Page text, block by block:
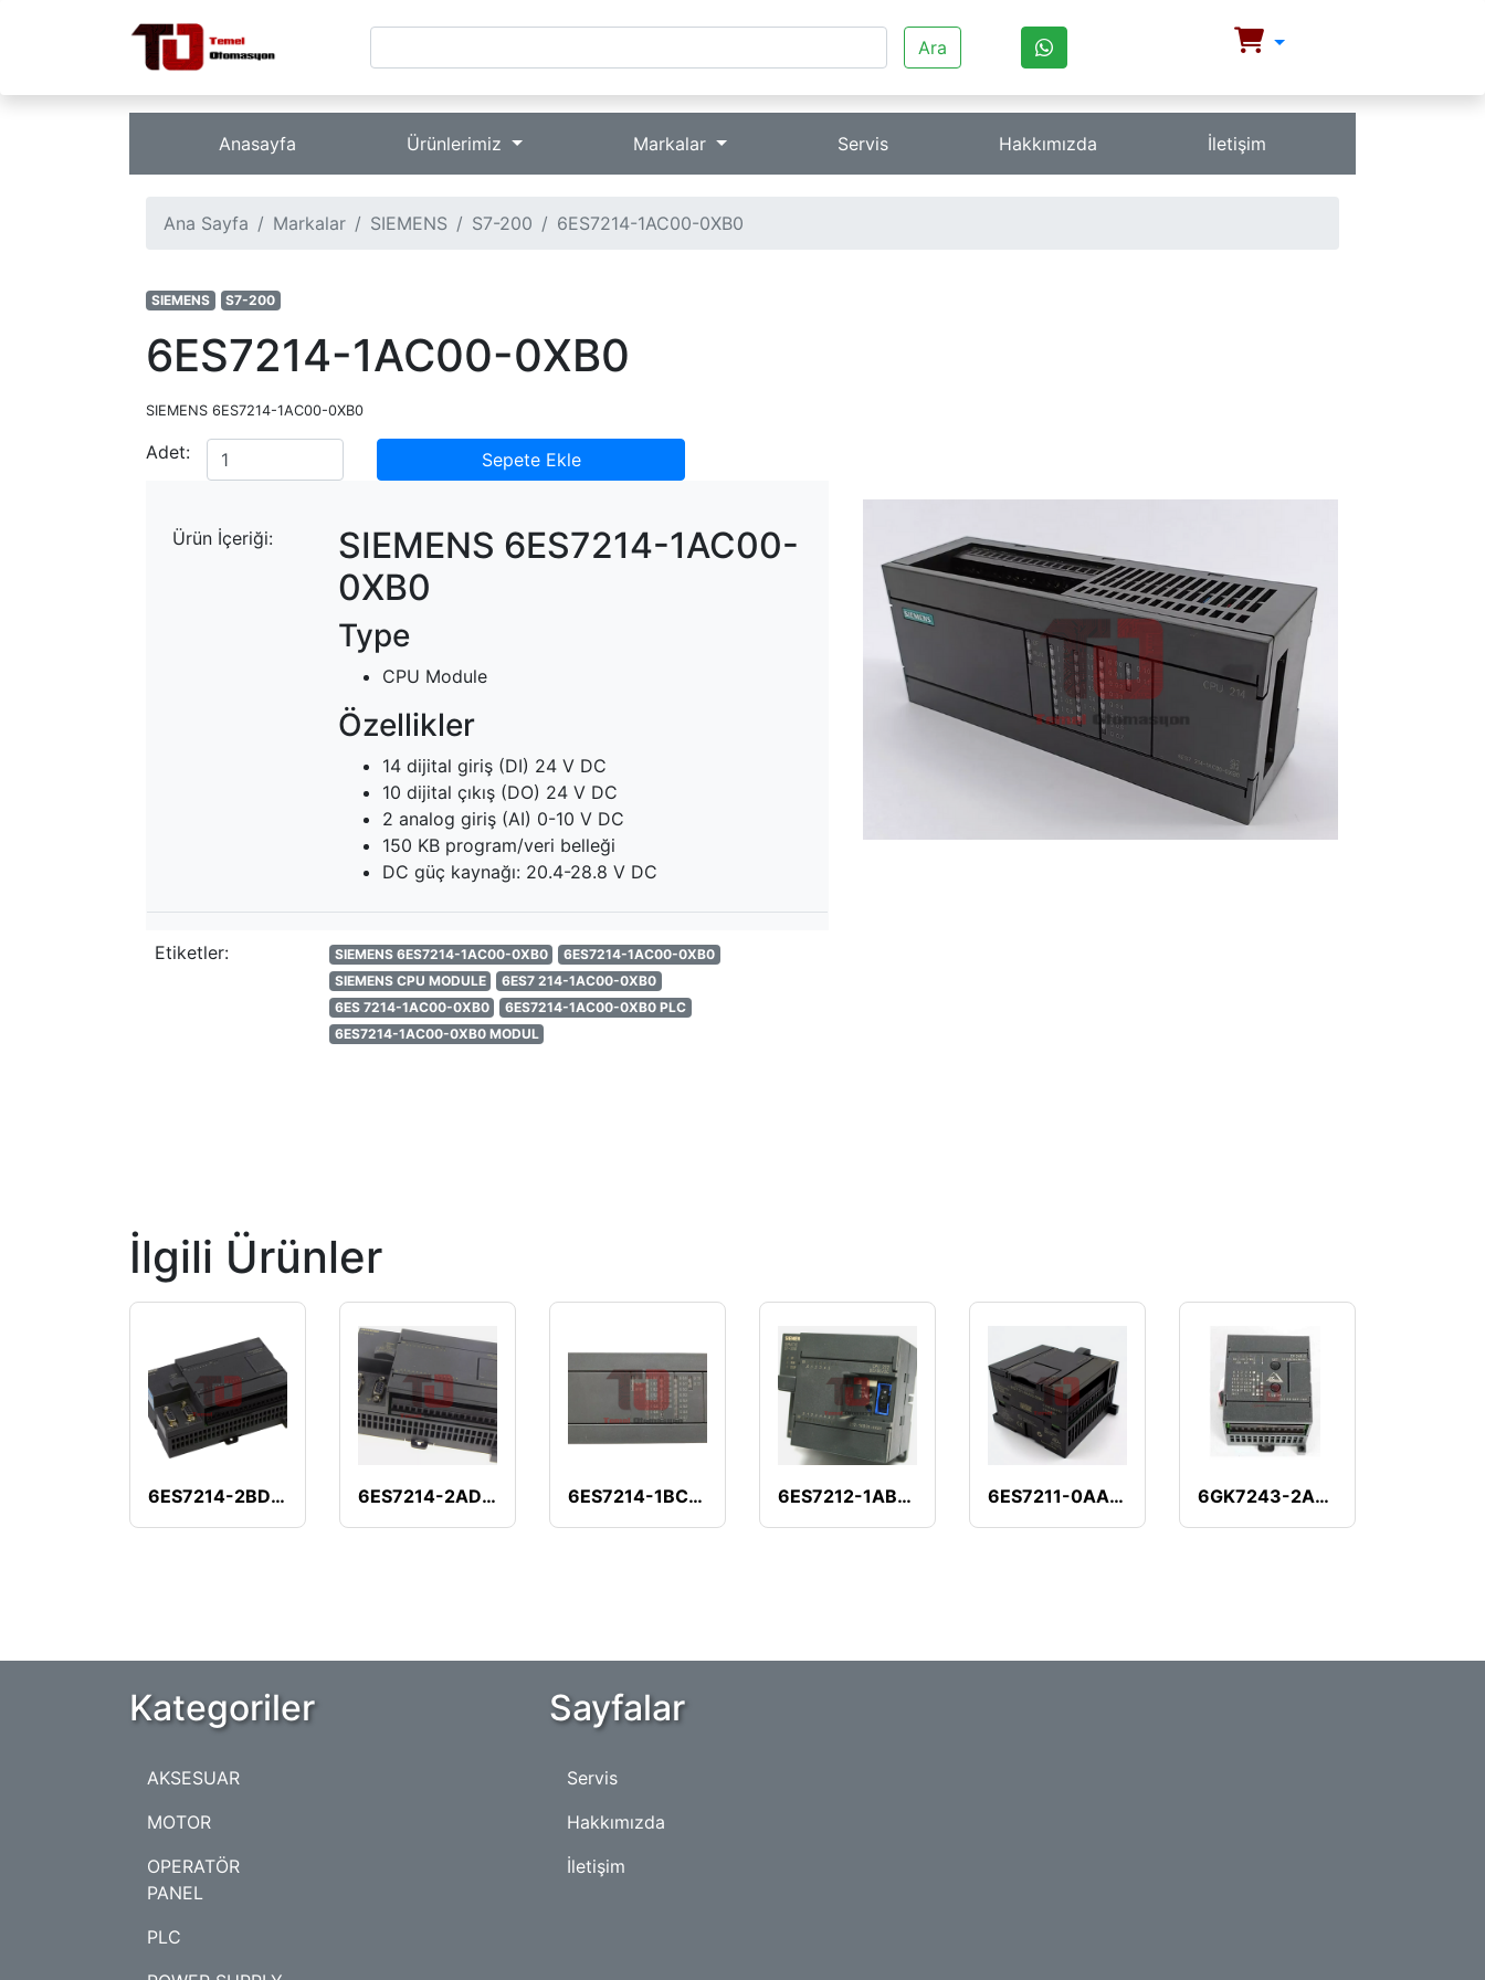
Ara
Anasayfa Ürünlerimiz Markalar Servis Hakkımızda İletişim
Ana Sayfa Markalar SIEMENS S7-200 6ES7214-1AC00-0XB0
SIEMENS S7-200
6ES7214-1AC00-0XB0
SIEMENS 6ES7214-1AC00-0XB0
Adet: Sepete Ekle
Ürün İçeriği:
SIEMENS 6ES7214-1AC00-
0XB0
Type
CPU Module
Özellikler
14 dijital giriş (DI) 24 V DC
10 dijital çıkış (DO) 24 V DC
2 analog giriş (AI) 0-10 V DC
150 KB program/veri belleği
DC güç kaynağı: 20.4-28.8 V DC
Etiketler: SIEMENS 6ES7214-1AC00-0XB0
6ES7214-1AC00-0XB0
SIEMENS CPU MODULE
6ES7 214-1AC00-0XB0
6ES 7214-1AC00-0XB0
6ES7214-1AC00-0XB0 PLC
6ES7214-1AC00-0XB0 MODUL
İlgili Ürünler
6ES7214-2BD23-0XB8 6ES7214-2AD23-0XB8 6ES7214-1BC10-0XB0 6ES7212-1AB20-0XB0 6ES7211-0AA23-0XB0 6GK7243-2AX01-0XA0
Kategoriler
AKSESUAR
MOTOR
OPERATÖR
PANEL
PLC
Sayfalar
Servis
Hakkımızda
İletişim